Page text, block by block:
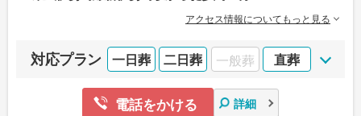
アクセス情報についてもっと見る
対応プラン 一日葬 二日葬 一般葬 直葬
電話をかける 詳細